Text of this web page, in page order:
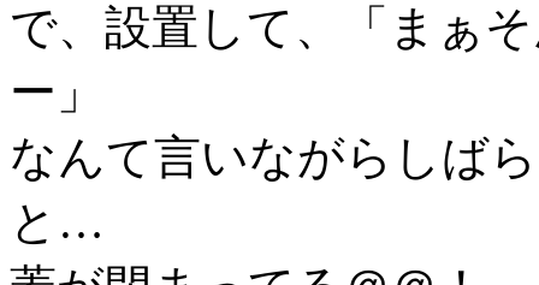
で、設置して、「まぁ
ー」
なんて言いながらしば
と…